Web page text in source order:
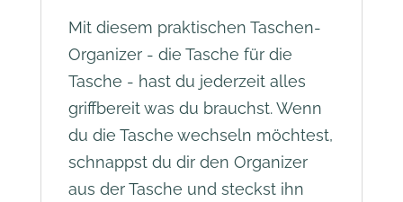
Mit diesem praktischen Taschen-
Organizer - die Tasche für die
Tasche - hast du jederzeit alles
griffbereit was du brauchst. Wenn
du die Tasche wechseln möchtest,
schnappst du dir den Organizer
aus der Tasche und steckst ihn